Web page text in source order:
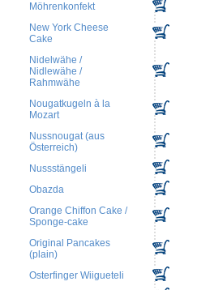
Möhrenkonfekt
New York Cheese
Cake
Nidelwähe /
Nidlewähe /
Rahmwähe
Nougatkugeln à la
Mozart
Nussnougat (aus
Österreich)
Nussstängeli
Obazda
Orange Chiffon Cake /
Sponge-cake
Original Pancakes
(plain)
Osterfinger Wiigueteli